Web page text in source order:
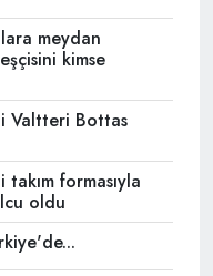
meydan
kimse
Valtteri Bottas
formasıyla
oldu